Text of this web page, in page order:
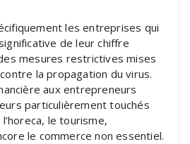
les entreprises qui
de leur chiffre
mesures restrictives mises
la propagation du virus.
aux entrepreneurs
particulièrement touchés
le tourisme,
le commerce non essentiel.